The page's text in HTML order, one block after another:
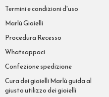
Termini e condizioni d'uso
Marlù Gioielli
Procedura Recesso
Whatsappaci
Confezione spedizione
Cura dei gioielli Marlù guida al
giusto utilizzo dei gioielli